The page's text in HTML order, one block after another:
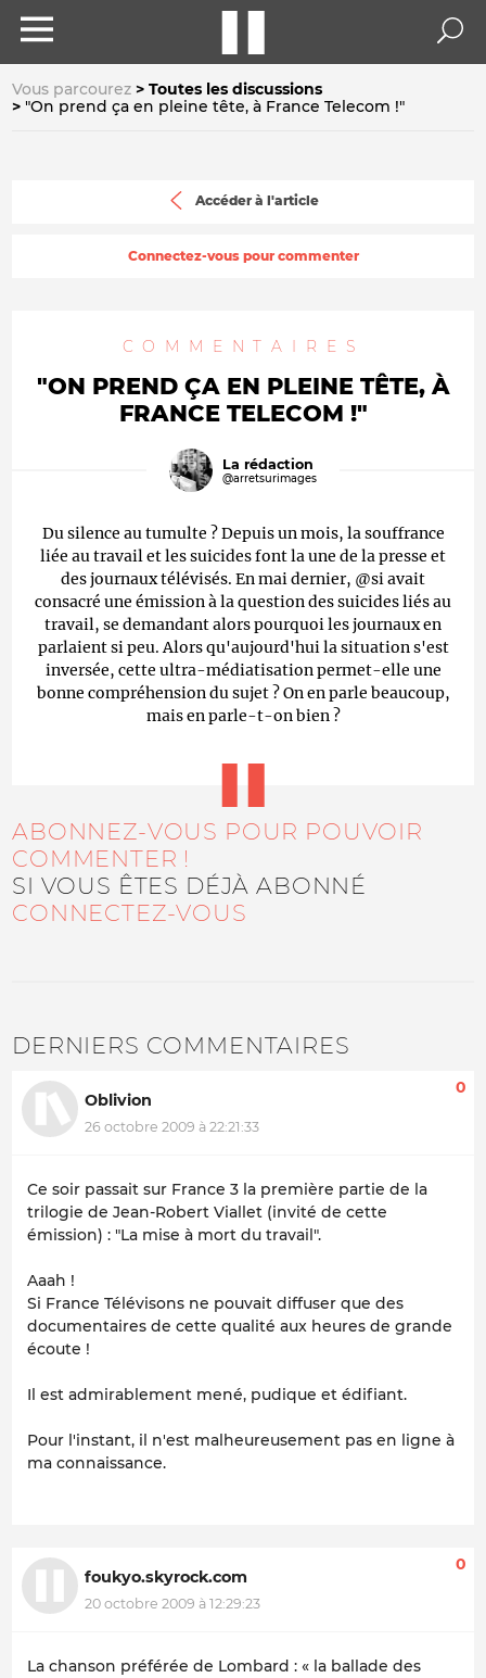
Vous parcourez
Toutes les discussions
"On prend ça en pleine tête, à France Telecom !"
Accéder à l'article
Connectez-vous pour commenter
COMMENTAIRES
"ON PREND ÇA EN PLEINE TÊTE, À
FRANCE TELECOM !"
La rédaction
@arretsurimages
Du silence au tumulte ? Depuis un mois, la souffrance
liée au travail et les suicides font la une de la presse et
des journaux télévisés. En mai dernier, @si avait
consacré une émission à la question des suicides liés au
travail, se demandant alors pourquoi les journaux en
parlaient si peu. Alors qu'aujourd'hui la situation s'est
inversée, cette ultra-médiatisation permet-elle une
bonne compréhension du sujet ? On en parle beaucoup,
mais en parle-t-on bien ?
ABONNEZ-VOUS POUR POUVOIR
COMMENTER !
SI VOUS ÊTES DÉJÀ ABONNÉ
CONNECTEZ-VOUS
DERNIERS COMMENTAIRES
Oblivion
26 octobre 2009 à 22:21:33
0
Ce soir passait sur France 3 la première partie de la
trilogie de Jean-Robert Viallet (invité de cette
émission) : "La mise à mort du travail".
Aaah !
Si France Télévisons ne pouvait diffuser que des
documentaires de cette qualité aux heures de grande
écoute !
Il est admirablement mené, pudique et édifiant.
Pour l'instant, il n'est malheureusement pas en ligne à
ma connaissance.
foukyo.skyrock.com
20 octobre 2009 à 12:29:23
0
La chanson préférée de Lombard : « la ballade des